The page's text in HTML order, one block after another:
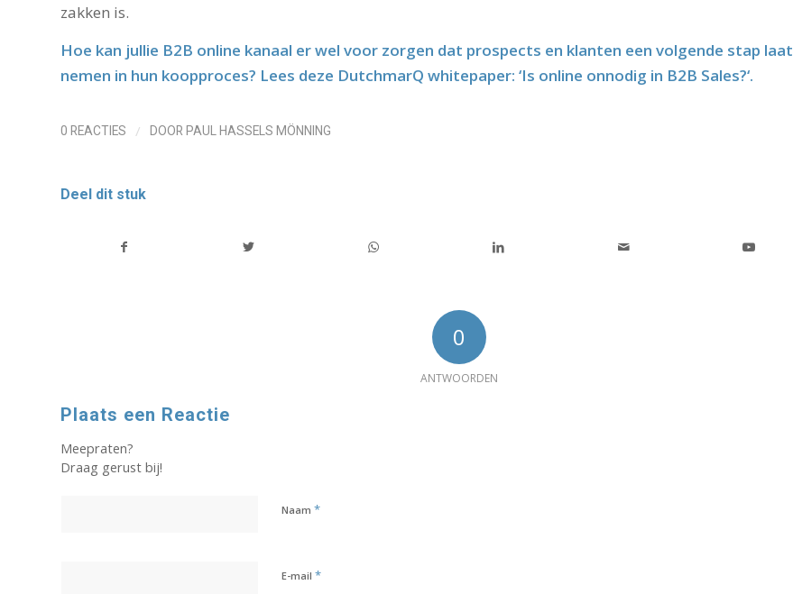
zakken is.
Hoe kan jullie B2B online kanaal er wel voor zorgen dat prospects en klanten een volgende stap laat
nemen in hun koopproces? Lees deze DutchmarQ whitepaper: ‘Is online onnodig in B2B Sales?‘.
0 REACTIES / DOOR PAUL HASSELS MÖNNING
Deel dit stuk
0
ANTWOORDEN
Plaats een Reactie
Meepraten?
Draag gerust bij!
Naam *
E-mail *